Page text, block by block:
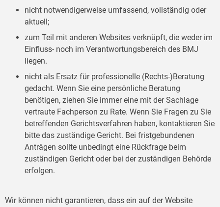
nicht notwendigerweise umfassend, vollständig oder
aktuell;
zum Teil mit anderen Websites verknüpft, die weder im
Einfluss- noch im Verantwortungsbereich des BMJ
liegen.
nicht als Ersatz für professionelle (Rechts-)Beratung
gedacht. Wenn Sie eine persönliche Beratung
benötigen, ziehen Sie immer eine mit der Sachlage
vertraute Fachperson zu Rate. Wenn Sie Fragen zu Sie
betreffenden Gerichtsverfahren haben, kontaktieren Sie
bitte das zuständige Gericht. Bei fristgebundenen
Anträgen sollte unbedingt eine Rückfrage beim
zuständigen Gericht oder bei der zuständigen Behörde
erfolgen.
Wir können nicht garantieren, dass ein auf der Website